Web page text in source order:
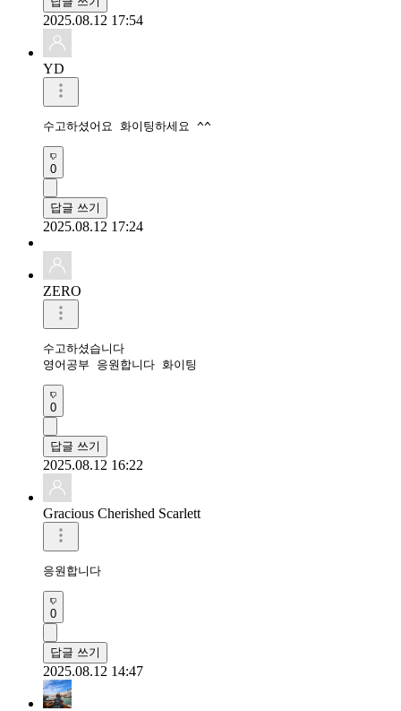
2025.08.12 17:54
YD
수고하셨어요 화이팅하세요 ^^
0
답글 쓰기
2025.08.12 17:24
ZERO
수고하셨습니다
영어공부 응원합니다 화이팅
0
답글 쓰기
2025.08.12 16:22
Gracious Cherished Scarlett
응원합니다
0
답글 쓰기
2025.08.12 14:47